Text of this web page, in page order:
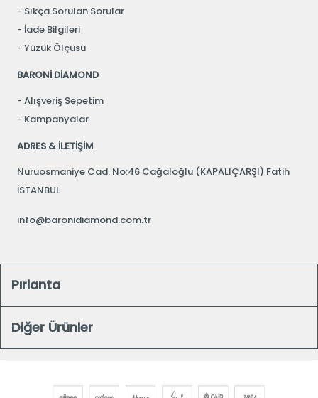
Sıkça Sorulan Sorular
İade Bilgileri
Yüzük Ölçüsü
BARONİ DİAMOND
Alışveriş Sepetim
Kampanyalar
ADRES & İLETİŞİM
Nuruosmaniye Cad. No:46 Cağaloğlu (KAPALIÇARŞI) Fatih
İSTANBUL
info@baronidiamond.com.tr
Pırlanta
Diğer Ürünler